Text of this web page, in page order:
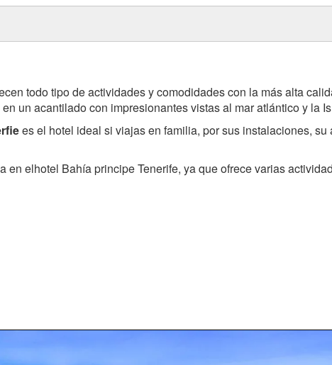
todo tipo de actividades y comodidades con la más alta
un acantilado con impresionantes vistas al mar atlántico y la
es el hotel ideal si viajas en familia, por sus instalaciones,
en elhotel Bahía principe Tenerife, ya que ofrece varias